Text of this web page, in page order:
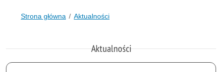
Strona główna Aktualności
Aktualności